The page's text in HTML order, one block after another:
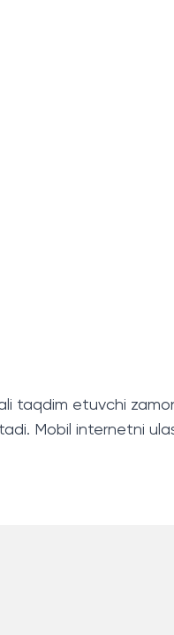
taqdim etuvchi
Mobil internetni